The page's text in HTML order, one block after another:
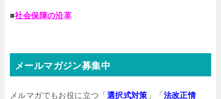
■社会保障の沿革
メールマガジン募集中
メルマガでもお役に立つ「 選択式対策 」「 法改正情